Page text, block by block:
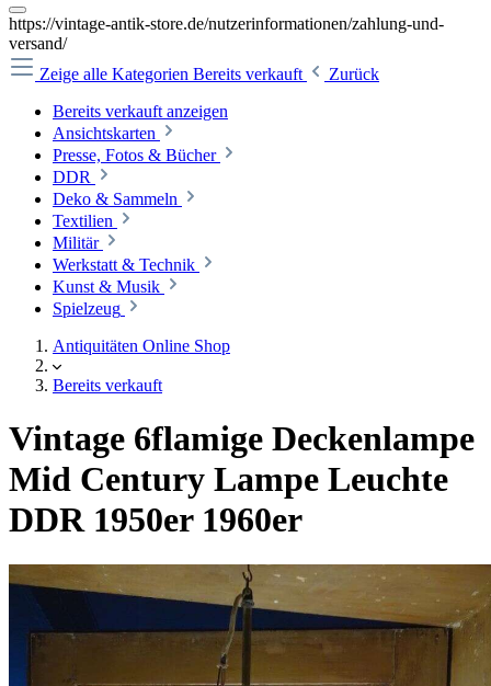
https://vintage-antik-store.de/nutzerinformationen/zahlung-und-
versand/
Zeige alle Kategorien Bereits verkauft
Zurück
Bereits verkauft anzeigen
Ansichtskarten
Presse, Fotos & Bücher
DDR
Deko & Sammeln
Textilien
Militär
Werkstatt & Technik
Kunst & Musik
Spielzeug
Antiquitäten Online Shop
Bereits verkauft
Vintage 6flamige Deckenlampe
Mid Century Lampe Leuchte
DDR 1950er 1960er